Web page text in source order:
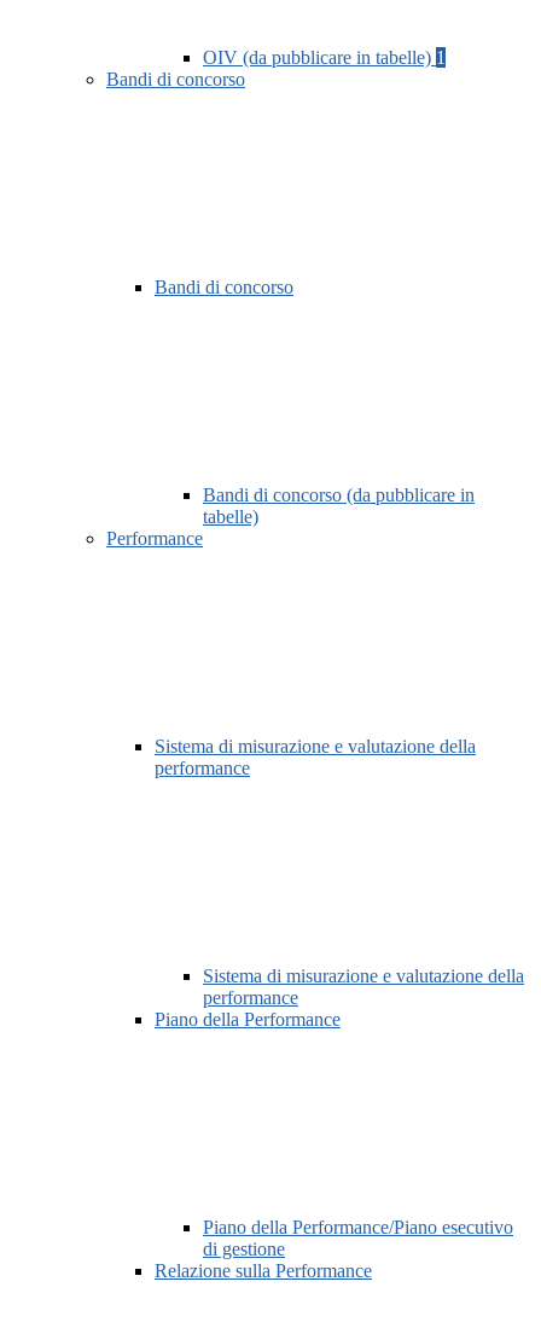
OIV (da pubblicare in tabelle) 1
Bandi di concorso
Bandi di concorso
Bandi di concorso (da pubblicare in
tabelle)
Performance
Sistema di misurazione e valutazione della
performance
Sistema di misurazione e valutazione della
performance
Piano della Performance
Piano della Performance/Piano esecutivo
di gestione
Relazione sulla Performance